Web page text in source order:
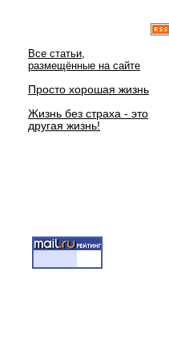
Все статьи,
размещённые на сайте
Просто хорошая жизнь
Жизнь без страха - это
другая жизнь!